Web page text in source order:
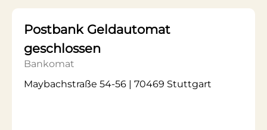
Postbank Geldautomat
geschlossen
Bankomat
Maybachstraße 54-56 | 70469 Stuttgart